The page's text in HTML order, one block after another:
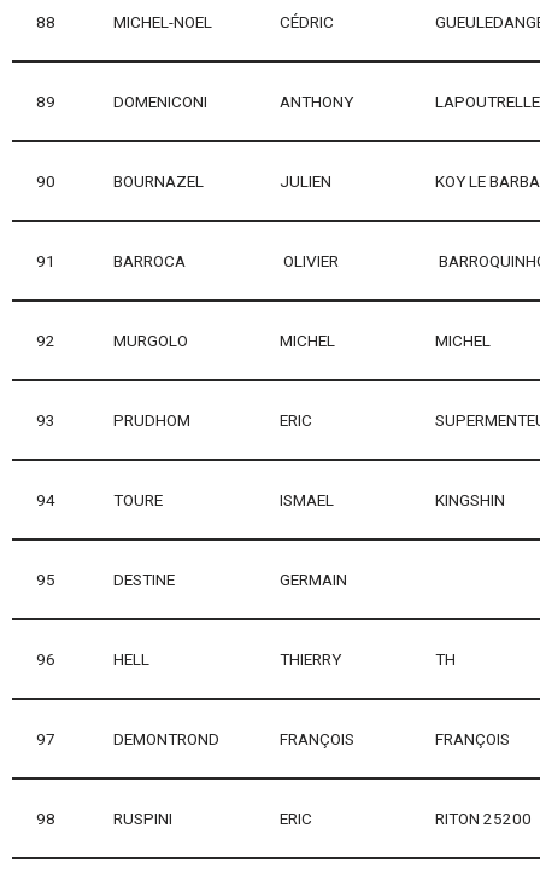
88 MICHEL-NOEL CÉDRIC
89 DOMENICONI ANTHONY LAPOUTRELLE
90 BOURNAZEL JULIEN KOY LE
91 BARROCA OLIVIER
92 MURGOLO MICHEL MICHEL
93 PRUDHOM ERIC
94 TOURE ISMAEL KINGSHIN
95 DESTINE GERMAIN
96 HELL THIERRY TH
97 DEMONTROND FRANÇOIS FRANÇOIS
98 RUSPINI ERIC RITON 25200